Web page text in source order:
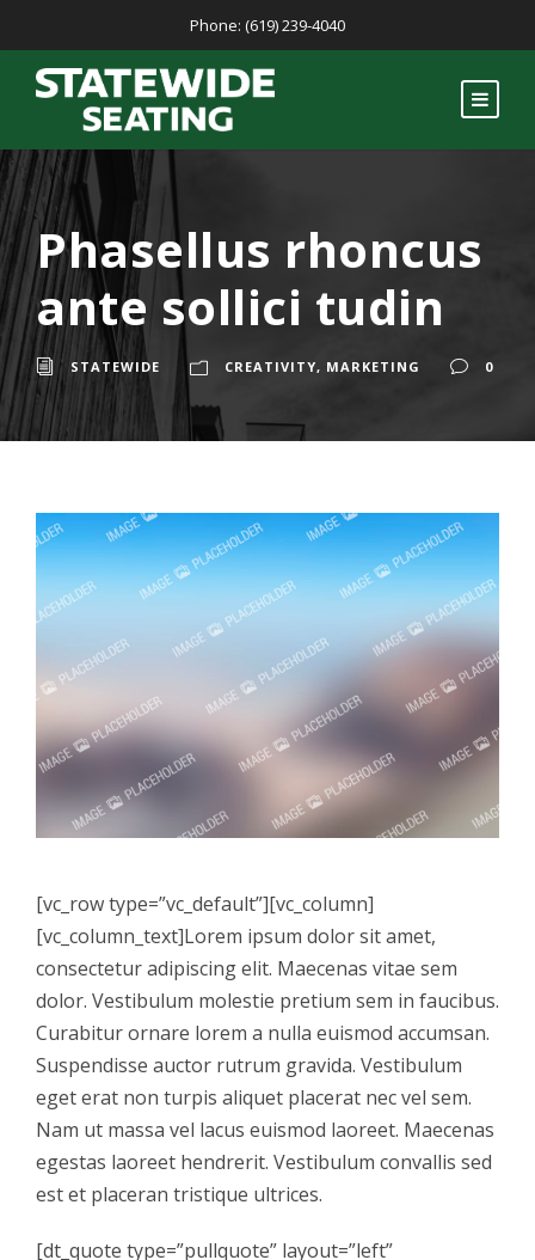
Phone: (619) 239-4040
Phasellus rhoncus
ante sollici tudin
STATEWIDE CREATIVITY, MARKETING 0
[vc_row type=”vc_default”][vc_column]
[vc_column_text]Lorem ipsum dolor sit amet,
consectetur adipiscing elit. Maecenas vitae sem
dolor. Vestibulum molestie pretium sem in faucibus.
Curabitur ornare lorem a nulla euismod accumsan.
Suspendisse auctor rutrum gravida. Vestibulum
eget erat non turpis aliquet placerat nec vel sem.
Nam ut massa vel lacus euismod laoreet. Maecenas
egestas laoreet hendrerit. Vestibulum convallis sed
est et placeran tristique ultrices.
[dt_quote type=”pullquote” layout=”left”